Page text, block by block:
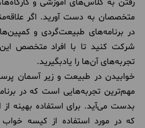
رفتن به کلاس‌های آموزشی و
متخصصان به دست آورید. اگر
در برنامه‌های طبیعت‌گردی و
شرکت کنید تا با افراد متخصص
تجربه‌های آن‌ها را یادبگیرید.
خوابیدن در طبیعت و زیر آسمان
مهم‌ترین تجربه‌هایی است که در
بدست می‌آید. برای استفاده بهینه از
که در مورد استفاده از کیسه خواب